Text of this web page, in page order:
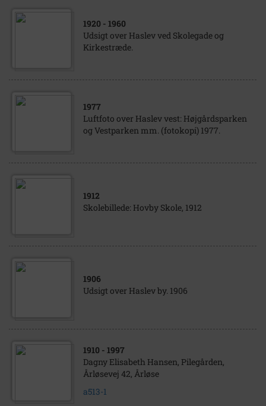
1920 - 1960
Udsigt over Haslev ved Skolegade og
Kirkestræde.
1977
Luftfoto over Haslev vest: Højgårdsparken
og Vestparken mm. (fotokopi) 1977.
1912
Skolebillede: Hovby Skole, 1912
1906
Udsigt over Haslev by. 1906
1910 - 1997
Dagny Elisabeth Hansen, Pilegården,
Årløsevej 42, Årløse
a513-1